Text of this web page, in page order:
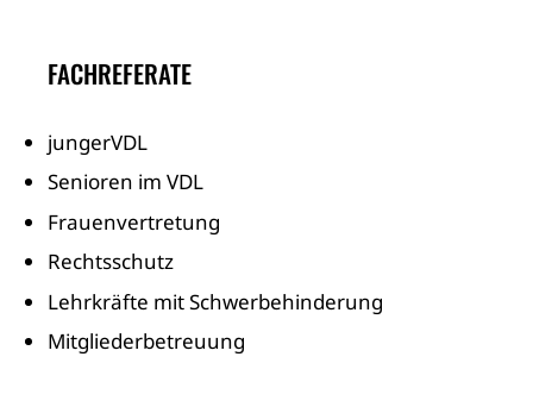
FACHREFERATE
jungerVDL
Senioren im VDL
Frauenvertretung
Rechtsschutz
Lehrkräfte mit Schwerbehinderung
Mitgliederbetreuung